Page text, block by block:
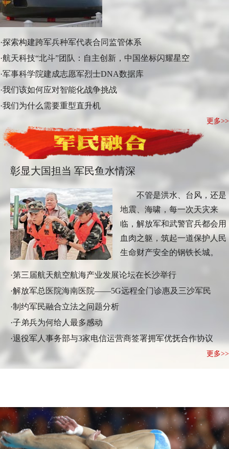
·探索构建跨军兵种军代表合同监管体系
·航天科技“北斗”团队：自主创新，中国坐标闪耀星空
·军事科学院建成志愿军烈士DNA数据库
·我们该如何应对智能化战争挑战
·我们为什么需要重型直升机
更多>>
彰显大国担当 军民鱼水情深
不管是洪水、台风，还是
地震、海啸，每一次天灾来
临，解放军和武警官兵都会用
血肉之躯，筑起一道保护人民
生命财产安全的钢铁长城。
·第三届航天航空航海产业发展论坛在长沙举行
·解放军总医院海南医院——5G远程全门诊惠及三沙军民
·制约军民融合立法之问题分析
·子弟兵为何给人最多感动
·退役军人事务部与3家电信运营商签署拥军优抚合作协议
更多>>